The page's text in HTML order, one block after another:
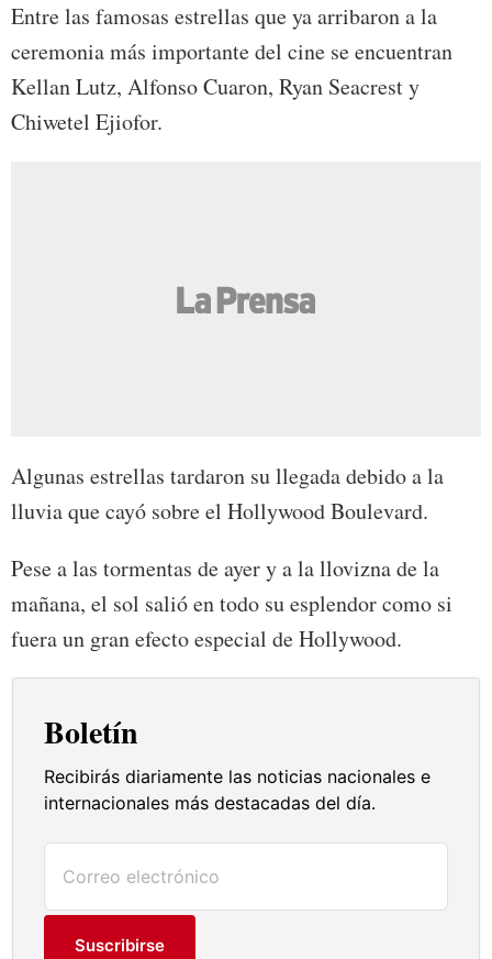
Entre las famosas estrellas que ya arribaron a la
ceremonia más importante del cine se encuentran
Kellan Lutz, Alfonso Cuaron, Ryan Seacrest y
Chiwetel Ejiofor.
Algunas estrellas tardaron su llegada debido a la
lluvia que cayó sobre el Hollywood Boulevard.
Pese a las tormentas de ayer y a la llovizna de la
mañana, el sol salió en todo su esplendor como si
fuera un gran efecto especial de Hollywood.
Boletín
Recibirás diariamente las noticias nacionales e
internacionales más destacadas del día.
Suscribirse